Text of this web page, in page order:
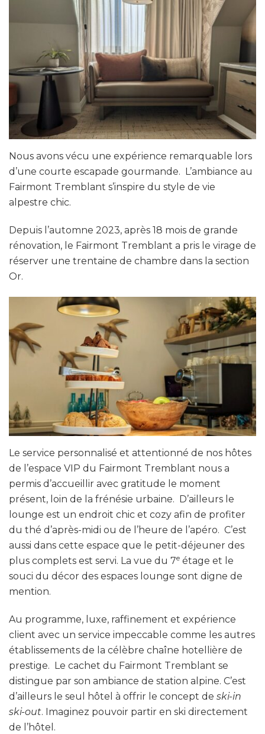
Nous avons vécu une expérience remarquable lors
d’une courte escapade gourmande. L’ambiance au
Fairmont Tremblant s’inspire du style de vie
alpestre chic.
Depuis l’automne 2023, après 18 mois de grande
rénovation, le Fairmont Tremblant a pris le virage de
réserver une trentaine de chambre dans la section
Or.
Le service personnalisé et attentionné de nos hôtes
de l’espace VIP du Fairmont Tremblant nous a
permis d’accueillir avec gratitude le moment
présent, loin de la frénésie urbaine. D’ailleurs le
lounge est un endroit chic et cozy afin de profiter
du thé d’après-midi ou de l’heure de l’apéro. C’est
aussi dans cette espace que le petit-déjeuner des
plus complets est servi. La vue du 7e étage et le
souci du décor des espaces lounge sont digne de
mention.
Au programme, luxe, raffinement et expérience
client avec un service impeccable comme les autres
établissements de la célèbre chaîne hotellière de
prestige. Le cachet du Fairmont Tremblant se
distingue par son ambiance de station alpine. C’est
d’ailleurs le seul hôtel à offrir le concept de ski-in
ski-out. Imaginez pouvoir partir en ski directement
de l’hôtel.